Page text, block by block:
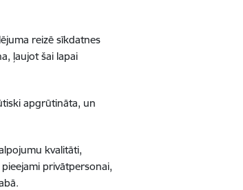
reizē sīkdatnes
ļaujot šai lapai
apgrūtināta, un
kvalitāti,
privātpersonai,